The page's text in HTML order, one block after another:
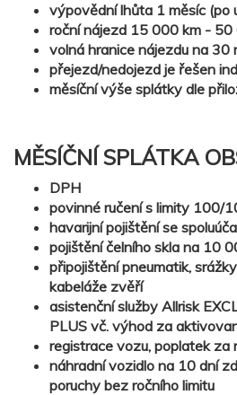
výpovědní lhůta 1 měsíc (po
roční nájezd 15 000 km - 50
volná hranice nájezdu na 30
přejezd/nedojezd je řešen
měsíční výše splátky dle
MĚSÍČNÍ SPLÁTKA
DPH
povinné ručení s limity 100/
havarijní pojištění se
pojištění čelního skla na 10
připojištění pneumatik,
kabeláže zvěří
asistenční služby Allrisk
PLUS vč. výhod za
registrace vozu, poplatek za
náhradní vozidlo na 10 dní
poruchy bez ročního limitu